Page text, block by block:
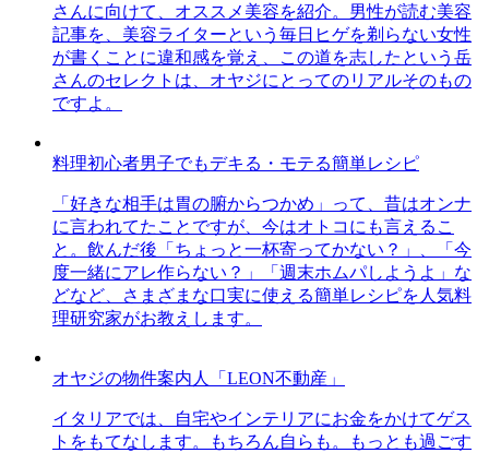
さんに向けて、オススメ美容を紹介。男性が読む美容
記事を、美容ライターという毎日ヒゲを剃らない女性
が書くことに違和感を覚え、この道を志したという岳
さんのセレクトは、オヤジにとってのリアルそのもの
ですよ。
料理初心者男子でもデキる・モテる簡単レシピ
「好きな相手は胃の腑からつかめ」って、昔はオンナ
に言われてたことですが、今はオトコにも言えるこ
と。飲んだ後「ちょっと一杯寄ってかない？」、「今
度一緒にアレ作らない？」「週末ホムパしようよ」な
どなど、さまざまな口実に使える簡単レシピを人気料
理研究家がお教えします。
オヤジの物件案内人「LEON不動産」
イタリアでは、自宅やインテリアにお金をかけてゲス
トをもてなします。もちろん自らも。もっとも過ごす